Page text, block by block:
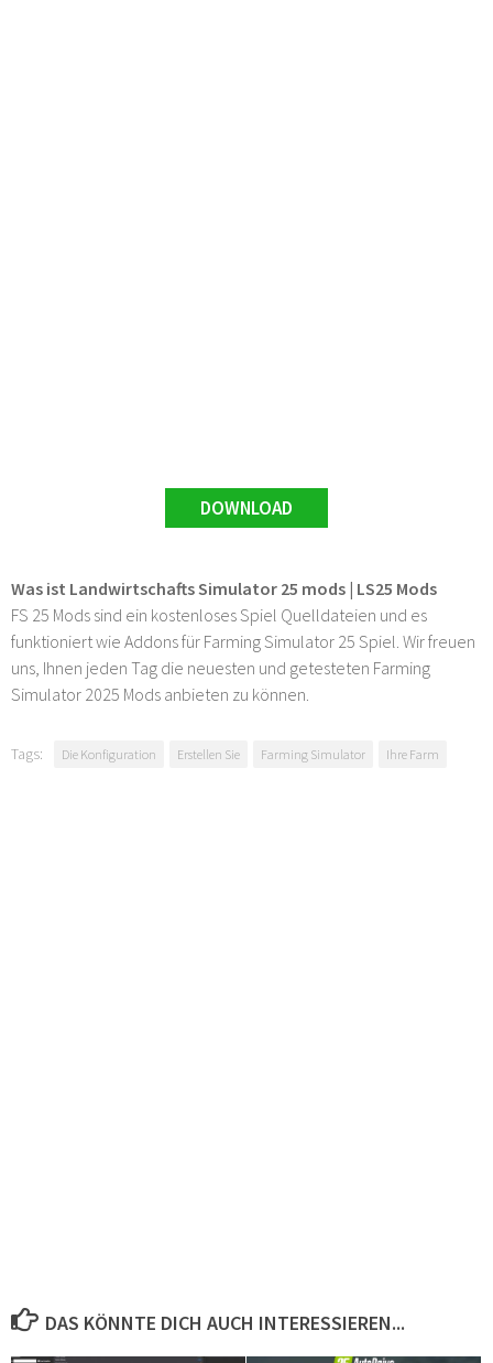
DOWNLOAD
Was ist Landwirtschafts Simulator 25 mods | LS25 Mods
FS 25 Mods sind ein kostenloses Spiel Quelldateien und es
funktioniert wie Addons für Farming Simulator 25 Spiel. Wir freuen
uns, Ihnen jeden Tag die neuesten und getesteten Farming
Simulator 2025 Mods anbieten zu können.
Tags: Die Konfiguration Erstellen Sie Farming Simulator Ihre Farm
DAS KÖNNTE DICH AUCH INTERESSIEREN...